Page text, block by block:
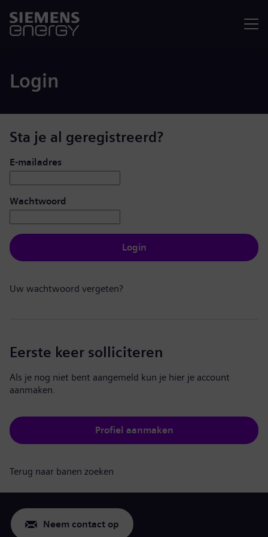
Login
Sta je al geregistreerd?
Inloggen: gebruiker en wachtwoord
E-mailadres
Wachtwoord
Login
Uw wachtwoord vergeten?
Eerste keer solliciteren
Als je nog niet bent aangemeld kun je hier je account
aanmaken.
Profiel aanmaken
Terug naar banen zoeken
Neem contact op